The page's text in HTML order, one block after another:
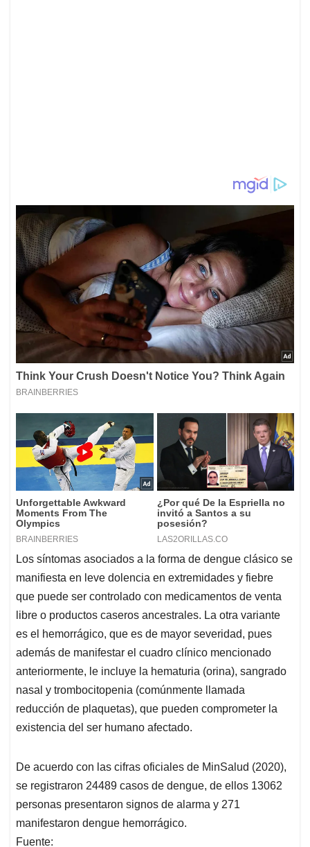
Los síntomas asociados a la forma de dengue clásico se
manifiesta en leve dolencia en extremidades y fiebre
que puede ser controlado con medicamentos de venta
libre o productos caseros ancestrales. La otra variante
es el hemorrágico, que es de mayor severidad, pues
además de manifestar el cuadro clínico mencionado
anteriormente, le incluye la hematuria (orina), sangrado
nasal y trombocitopenia (comúnmente llamada
reducción de plaquetas), que pueden comprometer la
existencia del ser humano afectado.
De acuerdo con las cifras oficiales de MinSalud (2020),
se registraron 24489 casos de dengue, de ellos 13062
personas presentaron signos de alarma y 271
manifestaron dengue hemorrágico.
Fuente: